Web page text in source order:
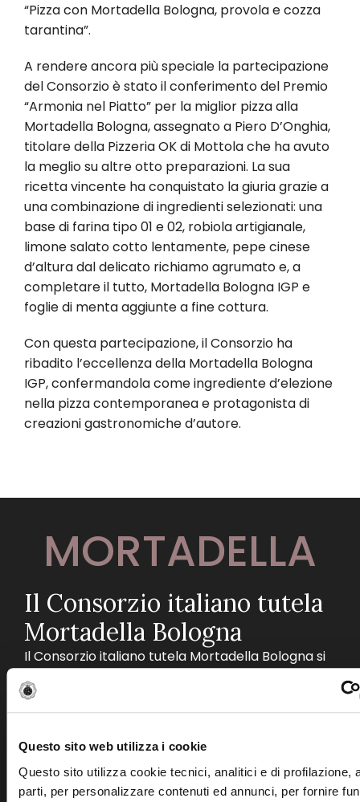
Questo sito web utilizza i cookie
Questo sito utilizza cookie tecnici, analitici e di profilazione,
parti, per personalizzare contenuti ed annunci, per fornire
“Pizza con Mortadella Bologna, provola e cozza
tarantina”.
A rendere ancora più speciale la partecipazione
del Consorzio è stato il conferimento del Premio
“Armonia nel Piatto” per la miglior pizza alla
Mortadella Bologna, assegnato a Piero D’Onghia,
titolare della Pizzeria OK di Mottola che ha avuto
la meglio su altre otto preparazioni. La sua
ricetta vincente ha conquistato la giuria grazie a
una combinazione di ingredienti selezionati: una
base di farina tipo 01 e 02, robiola artigianale,
limone salato cotto lentamente, pepe cinese
d’altura dal delicato richiamo agrumato e, a
completare il tutto, Mortadella Bologna IGP e
foglie di menta aggiunte a fine cottura.
Con questa partecipazione, il Consorzio ha
ribadito l’eccellenza della Mortadella Bologna
IGP, confermandola come ingrediente d’elezione
nella pizza contemporanea e protagonista di
creazioni gastronomiche d’autore.
MORTADELLA
Il Consorzio italiano tutela
Mortadella Bologna
Il Consorzio italiano tutela Mortadella Bologna si
è costituito nel 2001, a seguito del riconoscimento
dell’IGP alla Mortadella Bologna – avvenuto nel
1998 – e al conseguente avvio della certificazione
come scopo la tutela e la valorizzazione della
Mortadella Bologna IGP, in collaborazione con il
Ministero per le politiche agricole, alimentari e